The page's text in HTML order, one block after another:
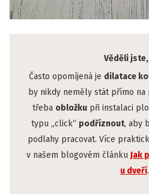
Věděli jste,
Často opomíjená je dilatace
by nikdy neměly stát přímo na
třeba obložkupři instalaci
typu „click“ podříznout, aby
podlahy pracovat. Více
v našem blogovém článku Jak
u dveří.